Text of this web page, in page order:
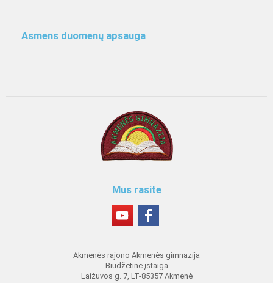
Asmens duomenų apsauga
Mus rasite
Akmenės rajono Akmenės gimnazija
Biudžetinė įstaiga
Laižuvos g. 7, LT-85357 Akmenė